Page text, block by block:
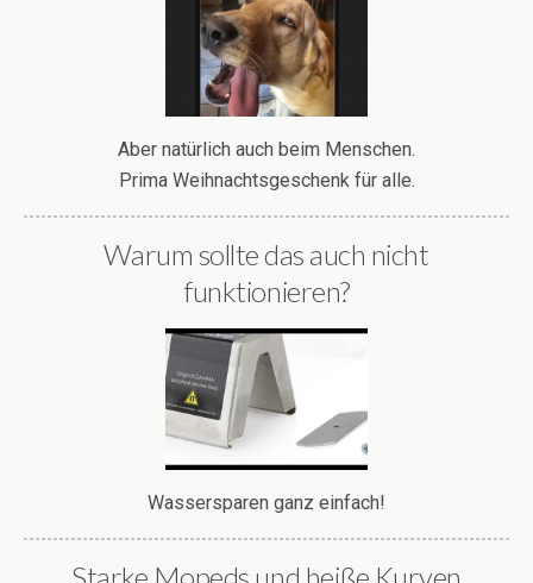
Aber natürlich auch beim Menschen.
Prima Weihnachtsgeschenk für alle.
Warum sollte das auch nicht
funktionieren?
Wassersparen ganz einfach!